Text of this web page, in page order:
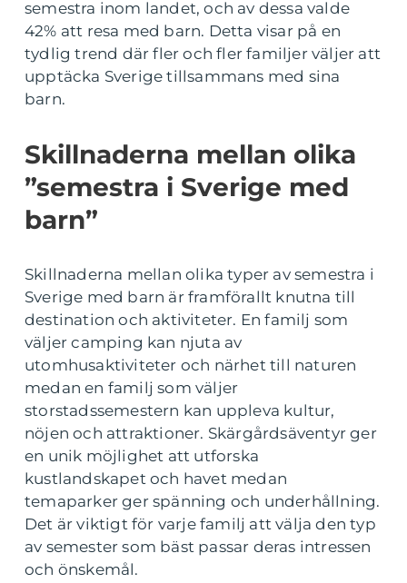
semestra inom landet, och av dessa valde
42% att resa med barn. Detta visar på en
tydlig trend där fler och fler familjer väljer att
upptäcka Sverige tillsammans med sina
barn.
Skillnaderna mellan olika
”semestra i Sverige med
barn”
Skillnaderna mellan olika typer av semestra i
Sverige med barn är framförallt knutna till
destination och aktiviteter. En familj som
väljer camping kan njuta av
utomhusaktiviteter och närhet till naturen
medan en familj som väljer
storstadssemestern kan uppleva kultur,
nöjen och attraktioner. Skärgårdsäventyr ger
en unik möjlighet att utforska
kustlandskapet och havet medan
temaparker ger spänning och underhållning.
Det är viktigt för varje familj att välja den typ
av semester som bäst passar deras intressen
och önskemål.